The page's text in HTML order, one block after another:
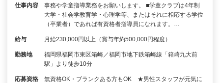
仕事内容
事務や学童指導業務をお願いします。 ■学童クラブは4年制
大学・社会学教育学・心理学等、またはそれに相応する学位
（卒業者）であれば有資格者指導員になれます。…
給与 月給230,000円以上（賞与年約500,000円程度）
勤務地
福岡県福岡市東区箱崎／福岡市地下鉄箱崎線「箱崎九大前
駅」より徒歩10分
応募資格
無資格OK・ブランクある方もOK ★男性スタッフが元気に